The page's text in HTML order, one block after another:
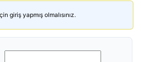
giriş yapmış olmalısınız.